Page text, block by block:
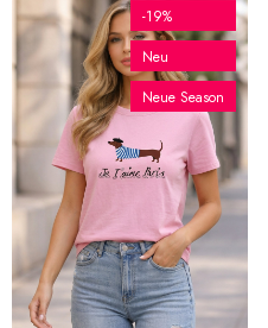
-19%
Neu
Neue Season